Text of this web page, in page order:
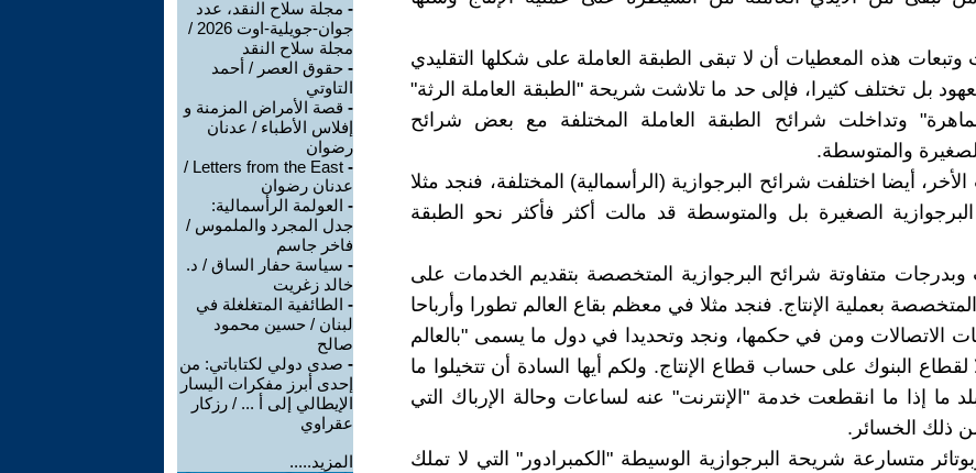
وتبعات هذه المعطيات أن لا تبقى الطبقة العاملة على شكلها التقليدي
بل تختلف كثيرا، فإلى حد ما تلاشت شريحة "الطبقة العاملة الرثة"
وتداخلت شرائح الطبقة العاملة المختلفة مع بعض شرائح
الصغيرة والمتوسطة.
أيضا اختلفت شرائح البرجوازية (الرأسمالية) المختلفة، فنجد مثلا
الصغيرة بل والمتوسطة قد مالت أكثر فأكثر نحو الطبقة
متفاوتة شرائح البرجوازية المتخصصة بتقديم الخدمات على
بعملية الإنتاج. فنجد مثلا في معظم بقاع العالم تطورا وأرباحا
الاتصالات ومن في حكمها، ونجد وتحديدا في دول ما يسمى "بالعالم
لقطاع البنوك على حساب قطاع الإنتاج. ولكم أيها السادة أن تتخيلوا ما
ما إذا ما انقطعت خدمة "الإنترنت" عنه لساعات وحالة الإرباك التي
ذلك الخسائر.
متسارعة شريحة البرجوازية الوسيطة "الكمبرادور" التي لا تملك
- مجلة سلاح النقد، عدد
جوان-جويلية-اوت 2026 /
مجلة سلاح النقد
- حقوق العصر / أحمد
التاوتي
- قصة الأمراض المزمنة و
إفلاس الأطباء / عدنان
رضوان
-
Letters from the East /
عدنان رضوان
- العولمة الرأسمالية:
جدل المجرد والملموس /
فاخر جاسم
- سياسة حفار الساق / د.
خالد زغريت
- الطائفية المتغلغلة في
لبنان / حسين محمود
صالح
- صدى دولي لكتاباتي: من
إحدى أبرز مفكرات اليسار
الإيطالي إلى أ ... / رزكار
عقراوي
المزيد.....